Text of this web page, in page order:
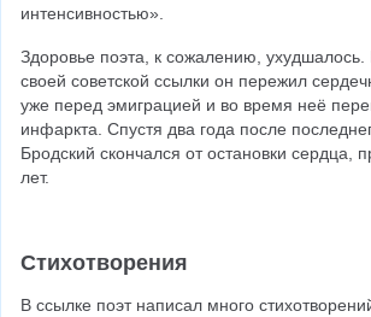
интенсивностью».
Здоровье поэта, к сожалению,
своей советской ссылки он пережил
уже перед эмиграцией и во время неё
инфаркта. Спустя два года после
Бродский скончался от остановки сердца,
лет.
Стихотворения
В ссылке поэт написал много